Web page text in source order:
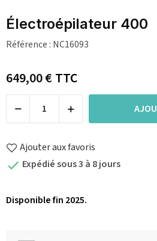
Électroépilateur 400
Référence : NC16093
649,00 €TTC
Ajouter aux favoris
 Expédié sous 3 à 8 jours
Disponible fin 2025.